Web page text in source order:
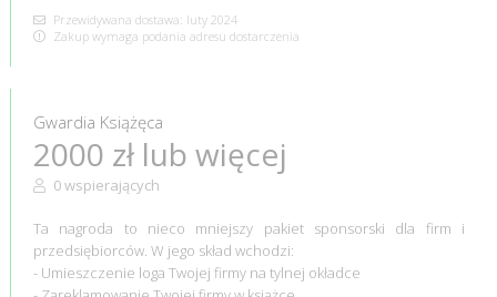
Przewidywana dostawa: luty 2024
Zakup wymaga podania adresu dostarczenia
Gwardia Książęca
2000 zł lub więcej
0 wspierających
Ta nagroda to nieco mniejszy pakiet sponsorski dla firm i
przedsiębiorców. W jego skład wchodzi:
- Umieszczenie loga Twojej firmy na tylnej okładce